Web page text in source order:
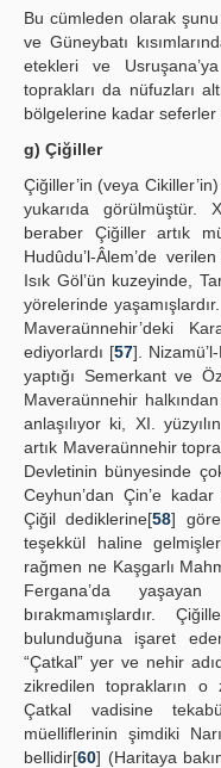
Bu cümleden olarak şunu
ve Güneybatı
etekleri ve
toprakları da nüfuzları
bölgelerine kadar seferler
g) Çiğiller
Çiğiller’in (veya
yukarıda görülmüştür.
beraber Çiğiller artık
Hudûdu’l-Âlem’de
Isık Göl’ün kuzeyinde,
yörelerinde
Maveraünnehir’deki
ediyorlardı [57].
yaptığı Semerkant ve
Maveraünnehir
anlaşılıyor ki, XI.
artık Maveraünnehir
Devletinin bünyesinde
Ceyhun’dan Çin’e
Çiğil dediklerine[58]
teşekkül haline
rağmen ne Kaşgarlı
Fergana’da
bırakmamışlardır.
bulunduğuna işaret
“Çatkal” yer ve nehir
zikredilen toprakların
Çatkal vadisine
müelliflerinin şimdiki
bellidir[60] (Haritaya